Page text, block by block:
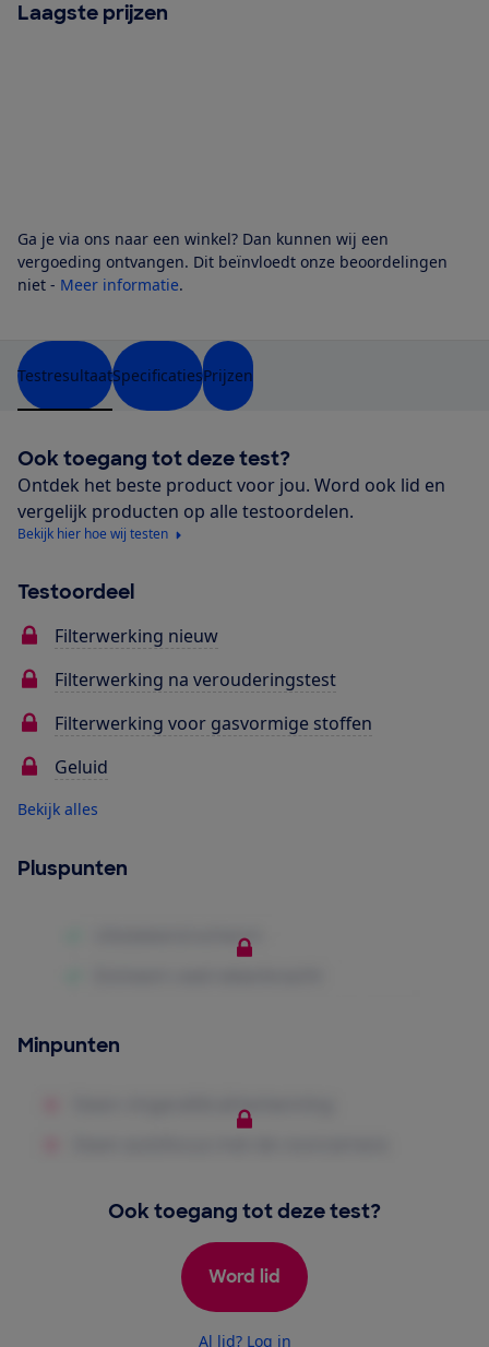
Laagste prijzen
Ga je via ons naar een winkel? Dan kunnen wij een
vergoeding ontvangen. Dit beïnvloedt onze beoordelingen
niet - Meer informatie.
TestresultaatSpecificatiesPrijzen
Ook toegang tot deze test?
Ontdek het beste product voor jou. Word ook lid en
vergelijk producten op alle testoordelen.
Bekijk hier hoe wij testen
Testoordeel
Filterwerking nieuw
Filterwerking na verouderingstest
Filterwerking voor gasvormige stoffen
Geluid
Bekijk alles
Pluspunten
Minpunten
Ook toegang tot deze test?
Word lid
Al lid? Log in